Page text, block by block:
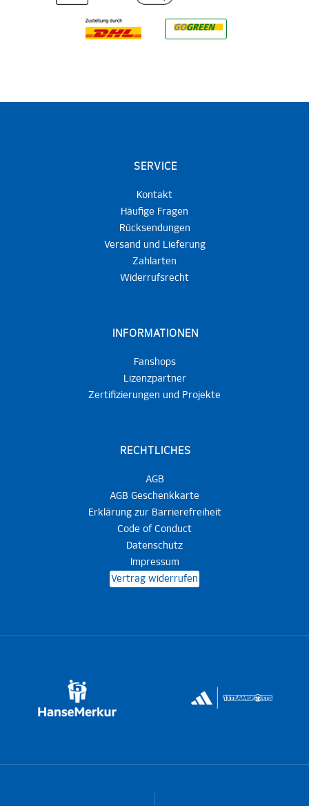
SERVICE
Kontakt
Häufige Fragen
Rücksendungen
Versand und Lieferung
Zahlarten
Widerrufsrecht
INFORMATIONEN
Fanshops
Lizenzpartner
Zertifizierungen und Projekte
RECHTLICHES
AGB
AGB Geschenkkarte
Erklärung zur Barrierefreiheit
Code of Conduct
Datenschutz
Impressum
Vertrag widerrufen